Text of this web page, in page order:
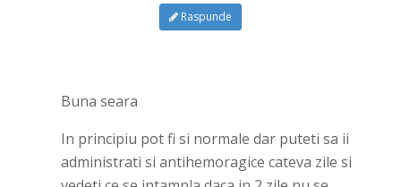
Raspunde
Buna seara
In principiu pot fi si normale dar puteti sa ii
administrati si antihemoragice cateva zile si